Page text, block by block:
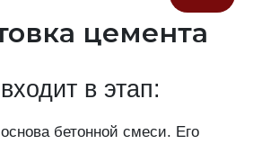
цемента
в этап:
бетонной смеси. Его